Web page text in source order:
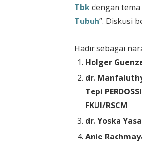
Tbkdengan tema
Tubuh”. Diskusi
Hadir sebagai
Holger
dr.
Tepi
FKUI/RSCM
dr. Yoska
Anie